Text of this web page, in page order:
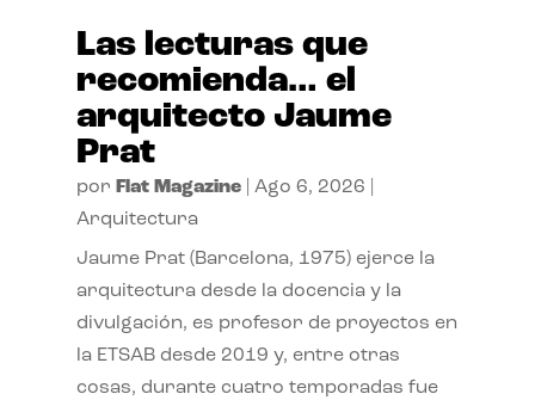
Las lecturas que
recomienda… el
arquitecto Jaume
Prat
por Flat Magazine| Ago 6, 2026
Arquitectura
Jaume Prat (Barcelona, 1975) ejerce la
arquitectura desde la docencia y la
divulgación, es profesor de proyectos en
la ETSAB desde 2019 y, entre otras
cosas, durante cuatro temporadas fue